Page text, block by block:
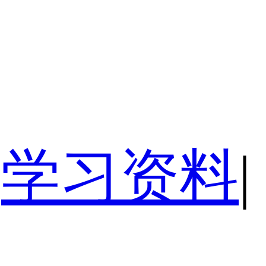
学习资料|